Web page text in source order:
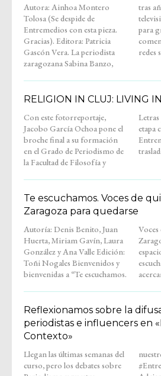
Autora: Ainhoa Montero
Tolosa (Se despide de
Entremedios con esta pieza.
Gracias). Editora: Patricia
Gascón Vera. La periodista
zaragozana Sabina Banzo,
tras años como reportera de
televisión y locutora de spots
para grandes marcas,
comenzó su andadura en
redes
RELIGION IN CLUJ: LIVING
Con este fotorreportaje,
Jacobo García Ochoa pone el
broche final a su formación
en el Grado de Periodismo de
la Facultad de Filosofía y
Letras y cierra también su
etapa como colaborador de
Entremedios. Su trabajo nos
Te escuchamos. Voces de
Zaragoza para quedarse
Autoría: Denis Benito, Juan
Huerta, Miriam Gavín, Laura
González y Ana Valle Edición:
Toñi Nogales Bienvenidos y
bienvenidas a “Te escuchamos.
Voces de quienes llegaron a
Zaragoza para quedarse”. Un
espacio tranquilo, hecho para
escuchar sin prisas y
Reflexionamos sobre la
periodistas e influencers en
Contexto»
Llegan las últimas semanas del
curso, pero los debates sobre
nuestro propio podcast de
#Entremedios. Laura Jiménez,